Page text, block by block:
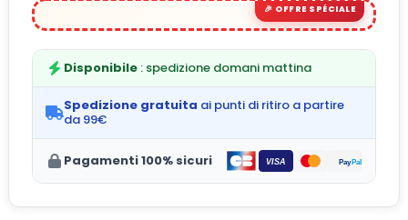
Disponibile : spedizione domani mattina
Spedizione gratuita ai punti di ritiro a partire
da 99€
Pagamenti 100% sicuri